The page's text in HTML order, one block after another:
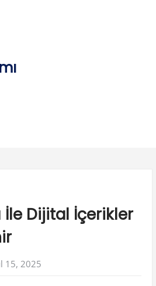
İle Dijital İçerikler
15, 2025